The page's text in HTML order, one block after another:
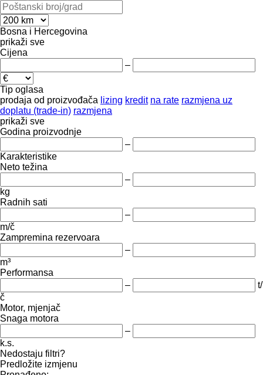
Bosna i Hercegovina
prikaži sve
Cijena
–
Tip oglasa
prodaja od proizvođača lizing kredit na rate razmjena uz
doplatu (trade-in) razmjena
prikaži sve
Godina proizvodnje
–
Karakteristike
Neto težina
–
kg
Radnih sati
–
m/č
Zampremina rezervoara
–
m³
Performansa
–
t/
č
Motor, mjenjač
Snaga motora
–
k.s.
Nedostaju filtri?
Predložite izmjenu